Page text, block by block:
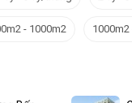
- 1000m2